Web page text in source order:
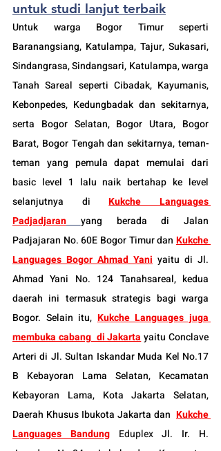
untuk studi lanjut terbaik
Untuk warga Bogor Timur seperti
Baranangsiang, Katulampa, Tajur, Sukasari,
Sindangrasa, Sindangsari, Katulampa, warga
Tanah Sareal seperti Cibadak, Kayumanis,
Kebonpedes, Kedungbadak dan sekitarnya,
serta Bogor Selatan, Bogor Utara, Bogor
Barat, Bogor Tengah dan sekitarnya, teman-
teman yang pemula dapat memulai dari
basic level 1 lalu naik bertahap ke level
selanjutnya di Kukche Languages
Padjadjaran
yang berada di Jalan
Padjajaran No. 60E Bogor Timur dan Kukche
Languages Bogor Ahmad Yani yaitu di Jl.
Ahmad Yani No. 124 Tanahsareal, kedua
daerah ini termasuk strategis bagi warga
Bogor. Selain itu, Kukche Languages juga
membuka cabang  di Jakarta yaitu Conclave
Arteri di Jl. Sultan Iskandar Muda Kel No.17
B Kebayoran Lama Selatan, Kecamatan
Kebayoran Lama, Kota Jakarta Selatan,
Daerah Khusus Ibukota Jakarta dan Kukche
Languages Bandung Eduplex Jl. Ir. H.